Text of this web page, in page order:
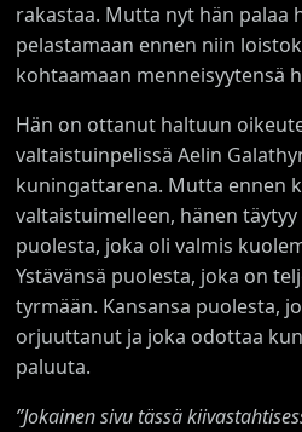
rakastaa. Mutta nyt hän palaa
pelastamaan ennen niin
kohtaamaan menneisyytensä
Hän on ottanut haltuun
valtaistuinpelissä Aelin
kuningattarena. Mutta ennen
valtaistuimelleen, hänen
puolesta, joka oli valmis
Ystävänsä puolesta, joka on
tyrmään. Kansansa puolesta,
orjuuttanut ja joka odottaa
paluuta.
”Jokainen sivu tässä